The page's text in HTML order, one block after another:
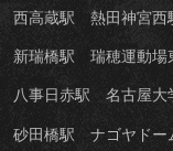
西高蔵駅 熱田神宮西
新瑞橋駅 瑞穂運動場
八事日赤駅 名古屋大
砂田橋駅 ナゴヤドー